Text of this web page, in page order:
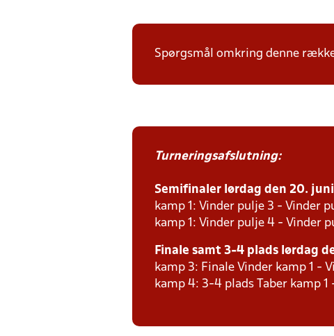
Spørgsmål omkring denne
Turneringsafslutning:
Semifinaler lørdag den 20.
kamp 1: Vinder pulje 3 - Vinder
kamp 1: Vinder pulje 4 - Vinder
Finale samt 3-4 plads lørdag
kamp 3: Finale Vinder kamp 1 -
kamp 4: 3-4 plads Taber kamp 1